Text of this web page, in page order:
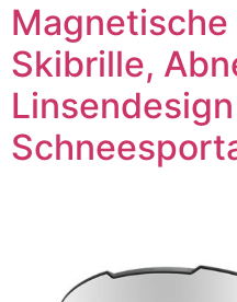
Skibrille,